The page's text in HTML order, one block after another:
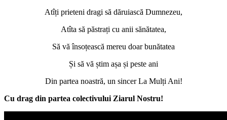
Atîți prieteni dragi să dăruiască Dumnezeu,
Atîta să păstrați cu anii sănătatea,
Să vă însoțească mereu doar bunătatea
Și să vă știm așa și peste ani
Din partea noastră, un sincer La Mulți Ani!
Cu drag din partea colectivului Ziarul Nostru!